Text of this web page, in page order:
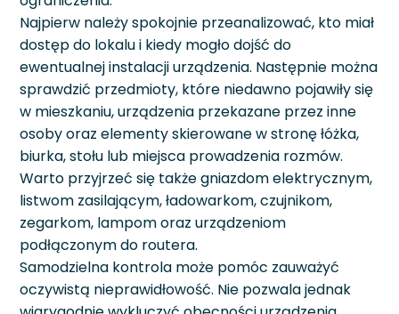
Najpierw należy spokojnie przeanalizować, kto miał
dostęp do lokalu i kiedy mogło dojść do
ewentualnej instalacji urządzenia. Następnie można
sprawdzić przedmioty, które niedawno pojawiły się
w mieszkaniu, urządzenia przekazane przez inne
osoby oraz elementy skierowane w stronę łóżka,
biurka, stołu lub miejsca prowadzenia rozmów.
Warto przyjrzeć się także gniazdom elektrycznym,
listwom zasilającym, ładowarkom, czujnikom,
zegarkom, lampom oraz urządzeniom
podłączonym do routera.
Samodzielna kontrola może pomóc zauważyć
oczywistą nieprawidłowość. Nie pozwala jednak